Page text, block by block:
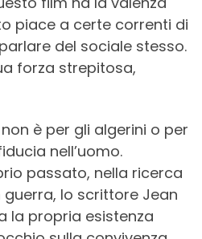
piace a certe correnti di
del sociale stesso.
forza strepitosa,
è per gli algerini o per
nell’uomo.
passato, nella ricerca
lo scrittore Jean
la propria esistenza